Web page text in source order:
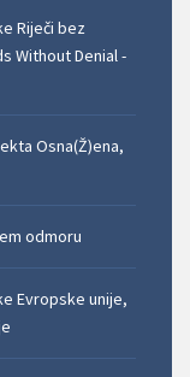
Riječi bez
Without Denial -
Osna(Ž)ena,
odmoru
Evropske unije,